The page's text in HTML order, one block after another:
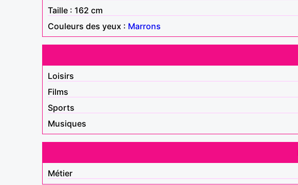
Taille : 162 cm
Couleurs des yeux : Marrons
Loisirs
Films
Sports
Musiques
Métier